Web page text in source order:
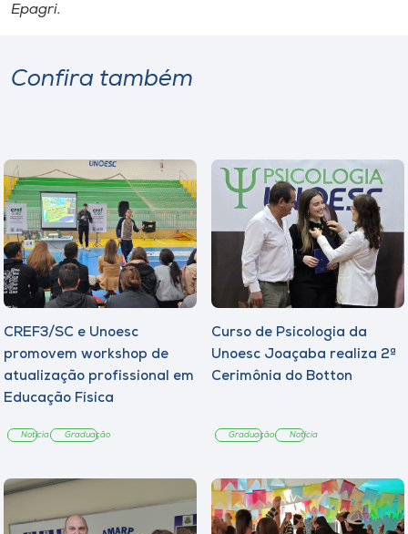
Epagri.
Confira também
CREF3/SC e Unoesc
promovem workshop de
atualização profissional em
Educação Física
Notícia Graduação
Curso de Psicologia da
Unoesc Joaçaba realiza 2ª
Cerimônia do Botton
Graduação Notícia